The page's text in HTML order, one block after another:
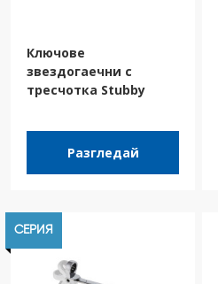
Ключове
звездогаечни с
тресчотка Stubby
Разгледай
СЕРИЯ